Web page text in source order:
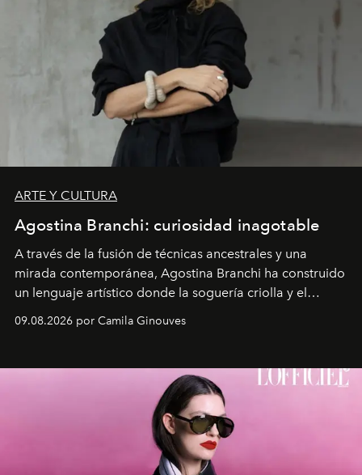
ARTE Y CULTURA
Agostina Branchi: curiosidad inagotable
A través de la fusión de técnicas ancestrales y una
mirada contemporánea, Agostina Branchi ha construido
un lenguaje artístico donde la soguería criolla y el
embarrilado dan vida a esculturas textiles tan rígidas
como fluidas. En septiembre la artista presentará una
Montecarmelo.
09.08.2026 por Camila Ginouves